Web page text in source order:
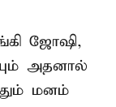
ஜோஷி,
அதனால்
மனம்